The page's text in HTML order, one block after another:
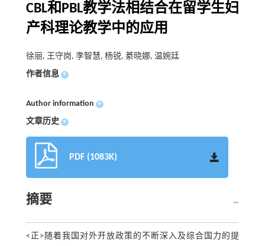
CBL和PBL教学法相结合在留学生妇
产科理论教学中的应用
徐丽, 王守岗, 李智慧, 杨锐, 綦晓娜, 温婉廷
作者信息 +
Author information +
文章历史 +
PDF (1083K)
摘要
<正>随着我国对外开放政策的不断深入及综合国力的提